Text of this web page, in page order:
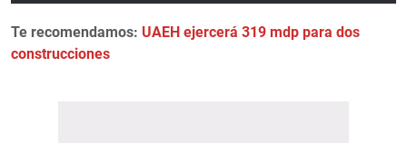
Te recomendamos: UAEH ejercerá 319 mdp para dos
construcciones